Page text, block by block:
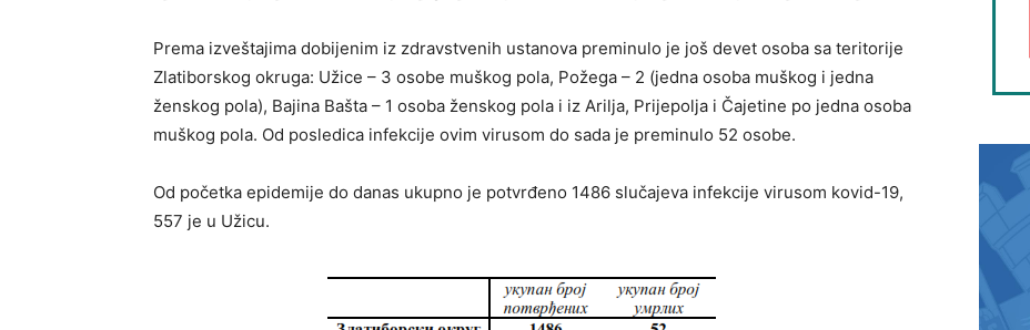
Prema izveštajima dobijenim iz zdravstvenih ustanova preminulo je još devet osoba sa teritorije
Zlatiborskog okruga: Užice – 3 osobe muškog pola, Požega – 2 (jedna osoba muškog i jedna
ženskog pola), Bajina Bašta – 1 osoba ženskog pola i iz Arilja, Prijepolja i Čajetine po jedna osoba
muškog pola. Od posledica infekcije ovim virusom do sada je preminulo 52 osobe.
Od početka epidemije do danas ukupno je potvrđeno 1486 slučajeva infekcije virusom kovid-19,
557 je u Užicu.